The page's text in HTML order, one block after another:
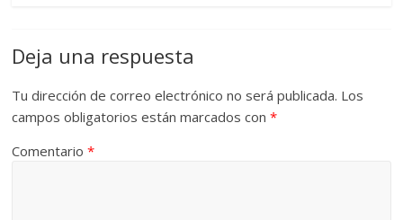
Deja una respuesta
Tu dirección de correo electrónico no será publicada. Los
campos obligatorios están marcados con*
Comentario*